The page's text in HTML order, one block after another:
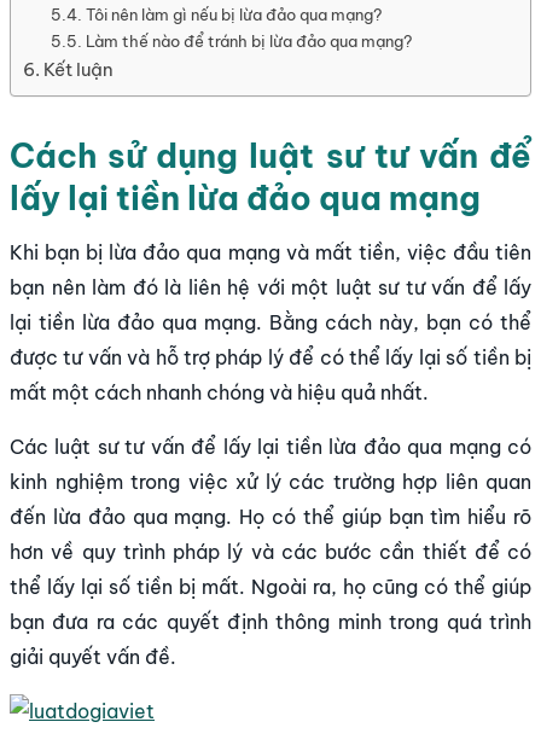
Tôi nên làm gì nếu bị lừa đảo qua mạng?
Làm thế nào để tránh bị lừa đảo qua mạng?
Kết luận
Cách sử dụng luật sư tư vấn để
lấy lại tiền lừa đảo qua mạng
Khi bạn bị lừa đảo qua mạng và mất tiền, việc đầu tiên
bạn nên làm đó là liên hệ với một luật sư tư vấn để lấy
lại tiền lừa đảo qua mạng. Bằng cách này, bạn có thể
được tư vấn và hỗ trợ pháp lý để có thể lấy lại số tiền bị
mất một cách nhanh chóng và hiệu quả nhất.
Các luật sư tư vấn để lấy lại tiền lừa đảo qua mạng có
kinh nghiệm trong việc xử lý các trường hợp liên quan
đến lừa đảo qua mạng. Họ có thể giúp bạn tìm hiểu rõ
hơn về quy trình pháp lý và các bước cần thiết để có
thể lấy lại số tiền bị mất. Ngoài ra, họ cũng có thể giúp
bạn đưa ra các quyết định thông minh trong quá trình
giải quyết vấn đề.